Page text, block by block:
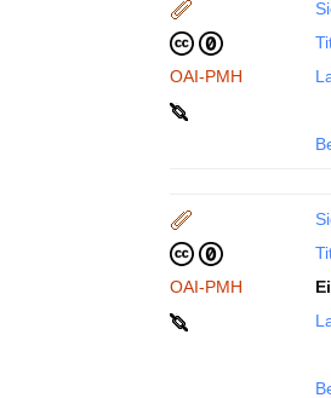
OAI-PMH
OAI-PMH